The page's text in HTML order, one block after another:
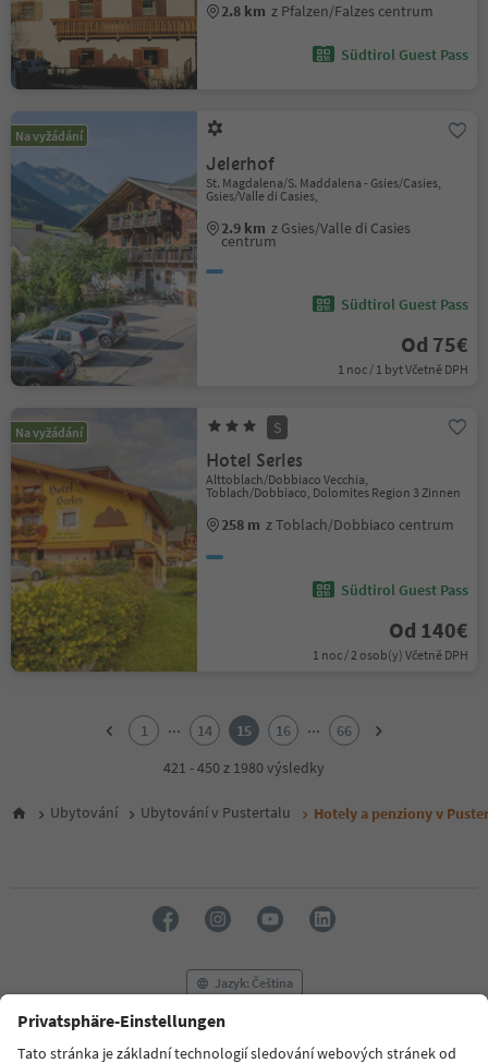
2.8 km z Pfalzen/Falzes centrum
Südtirol Guest Pass
Na vyžádání
Jelerhof
St. Magdalena/S. Maddalena - Gsies/Casies,
Gsies/Valle di Casies,
2.9 km z Gsies/Valle di Casies
centrum
Südtirol Guest Pass
Od 75€
1 noc / 1 byt Včetně DPH
Na vyžádání S
Hotel Serles
Alttoblach/Dobbiaco Vecchia,
Toblach/Dobbiaco, Dolomites Region 3 Zinnen
258 m z Toblach/Dobbiaco centrum
Südtirol Guest Pass
Od 140€
1 noc / 2 osob(y) Včetně DPH
6
16
17
1 ... 14 15 16 ...
66
421 - 450 z 1980 výsledky
Ubytování Ubytování v Pustertalu Hotely a penziony v
Jazyk: Čeština
FAQ Kontaktujte nás Tisk MICE